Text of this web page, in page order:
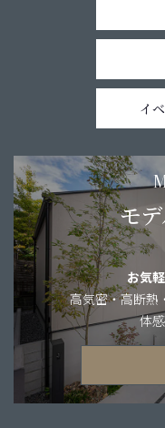
イ
モ
お気
高気密・高断熱
体